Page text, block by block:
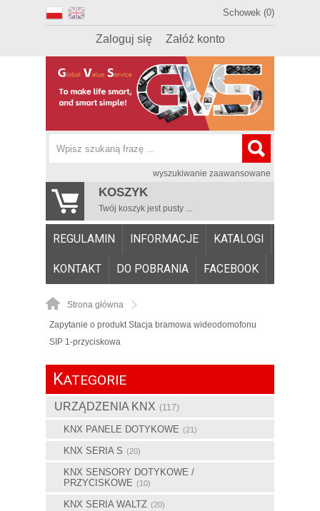
Schowek (0)
Zaloguj się Załóż konto
wyszukiwanie zaawansowane
KOSZYK
Twój koszyk jest pusty ...
REGULAMIN INFORMACJE KATALOGI
KONTAKT DO POBRANIA FACEBOOK
Strona główna
Zapytanie o produkt Stacja bramowa wideodomofonu
SIP 1-przyciskowa
KATEGORIE
URZĄDZENIA KNX (117)
KNX PANELE DOTYKOWE (21)
KNX SERIA S (20)
KNX SENSORY DOTYKOWE /
PRZYCISKOWE (10)
KNX SERIA WALTZ (20)